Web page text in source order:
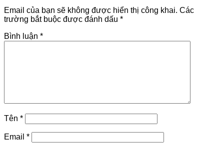
Email của bạn sẽ không được hiển thị công khai. Các
trường bắt buộc được đánh dấu *
Bình luận *
Tên *
Email *